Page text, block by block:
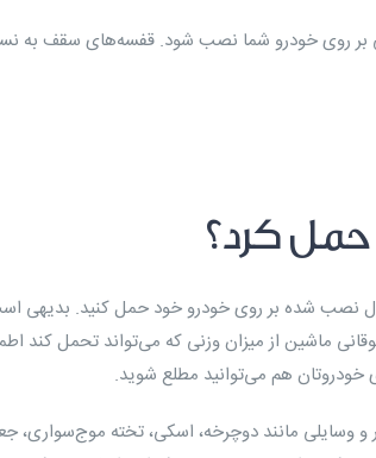
بر روی خودرو شما نصب شود. قفسه‌های سقف به
حمل کرد؟
نصب شده بر روی خودرو خود حمل کنید. بدیهی
ماشین از میزان وزنی که می‌تواند تحمل کند
خودروتان هم می‌توانید مطلع شوید.
و وسایلی مانند دوچرخه، اسکی، تخته موج‌سواری،